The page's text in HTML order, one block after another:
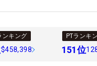
ンキング
$458,398
PTランキ
151位